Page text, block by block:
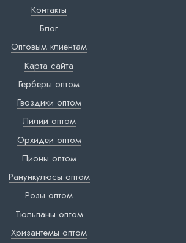
Контакты
Блог
Оптовым клиентам
Карта сайта
Герберы оптом
Гвоздики оптом
Лилии оптом
Орхидеи оптом
Пионы оптом
Ранункулюсы оптом
Розы оптом
Тюльпаны оптом
Хризантемы оптом